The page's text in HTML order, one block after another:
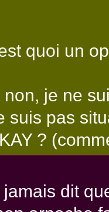
quoi un
non, je ne
suis pas
?
jamais dit